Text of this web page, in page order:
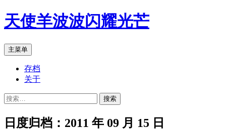
跳
至
文
天使羊波波闪耀光芒
搜
索
主菜单
存档
关于
搜
日度归档：2011 年 09 月 15 日